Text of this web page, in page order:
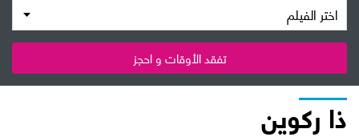
اختر الفيلم
تفقد الأوقات و احجز
ذا ركوين